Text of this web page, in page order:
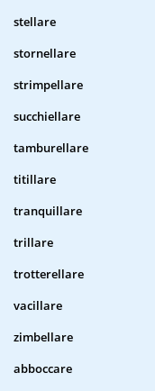
stellare
stornellare
strimpellare
succhiellare
tamburellare
titillare
tranquillare
trillare
trotterellare
vacillare
zimbellare
abboccare